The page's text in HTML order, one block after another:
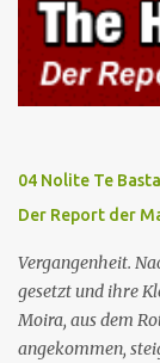
Waterfords
Gilead
Botschafterin
Platz einer Frau”,
oberstes Gut die
wo Serena stolz
Gelegenheit, mit
04 Nolite Te
Der Report der
Vergangenheit.
gesetzt und ihre
Moira, aus dem
angekommen,